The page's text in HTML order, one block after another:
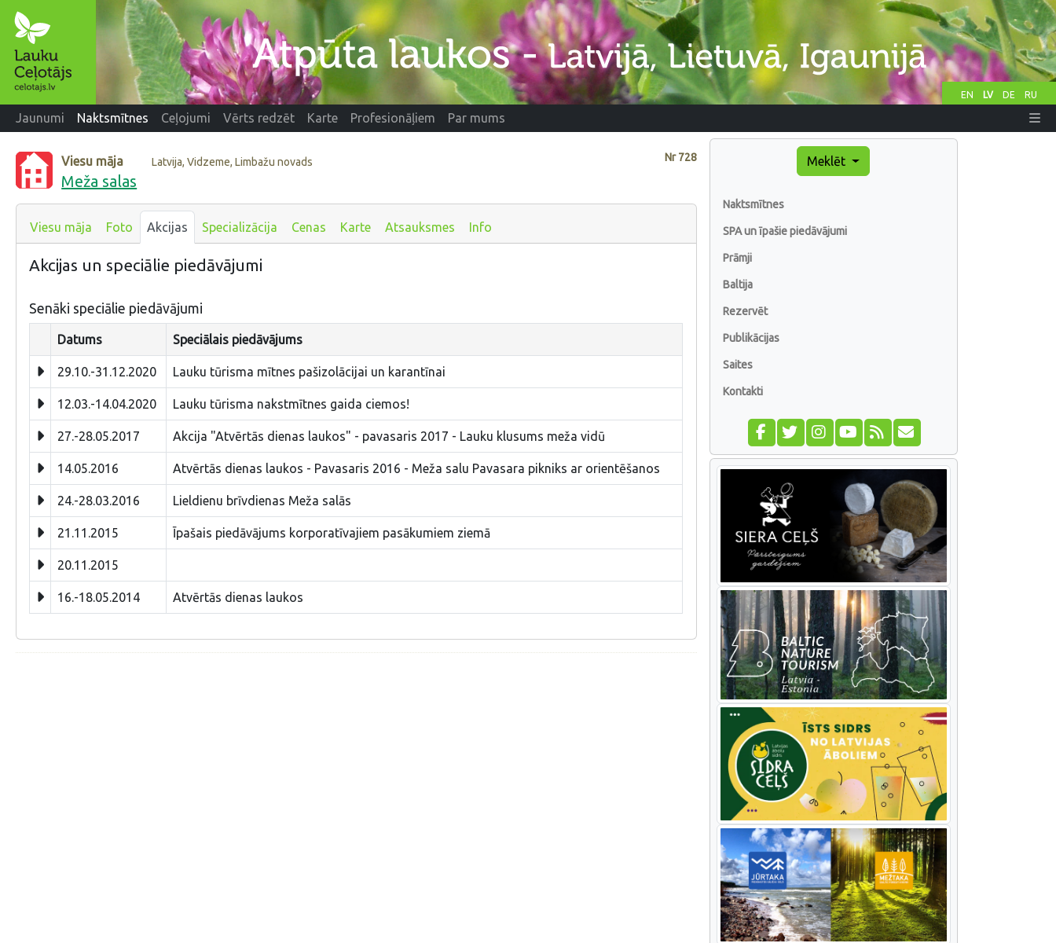
EN LV DE RU
Jaunumi Naktsmītnes Ceļojumi Vērts redzēt Karte Profesionāļiem Par mums
Nr728
Viesu māja Latvija, Vidzeme, Limbažu novads
Meža salas
Viesu māja Foto Akcijas Specializācija Cenas Karte Atsauksmes Info
Akcijas un speciālie piedāvājumi
Senāki speciālie piedāvājumi
Datums Speciālais piedāvājums
29.10.-31.12.2020 Lauku tūrisma mītnes pašizolācijai un karantīnai
12.03.-14.04.2020 Lauku tūrisma nakstmītnes gaida ciemos!
27.-28.05.2017 Akcija "Atvērtās dienas laukos" - pavasaris 2017 - Lauku klusums meža vidū
14.05.2016 Atvērtās dienas laukos - Pavasaris 2016 - Meža salu Pavasara pikniks ar orientēšanos
24.-28.03.2016 Lieldienu brīvdienas Meža salās
21.11.2015 Īpašais piedāvājums korporatīvajiem pasākumiem ziemā
20.11.2015
16.-18.05.2014 Atvērtās dienas laukos
Meklēt
Naktsmītnes
SPA un īpašie piedāvājumi
Prāmji
Baltija
Rezervēt
Publikācijas
Saites
Kontakti